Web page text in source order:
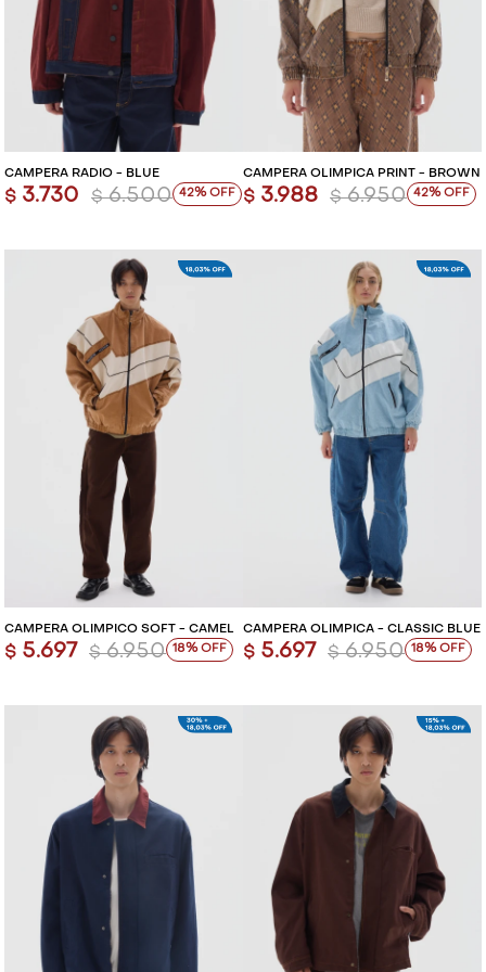
CAMPERA RADIO - BLUE
$ 3.730 $ 6.500 42
CAMPERA OLÍMPICA PRINT - BROWN
$ 3.988 $ 6.950 42
CAMPERA OLÍMPICO SOFT - CAMEL
$ 5.697 $ 6.950 18
CAMPERA OLÍMPICA - CLASSIC BLUE
$ 5.697 $ 6.950 18